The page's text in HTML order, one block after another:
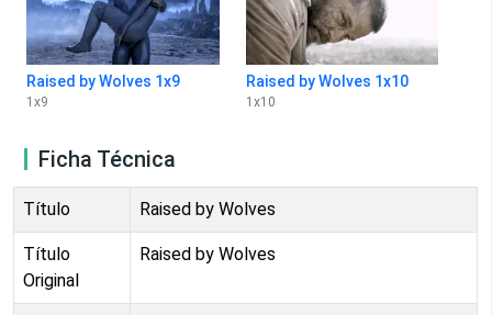
Raised by Wolves 1x9
1 x9
Raised by Wolves 1x10
1 x10
Ficha Técnica
Título Raised by Wolves
Título
Original
Raised by Wolves